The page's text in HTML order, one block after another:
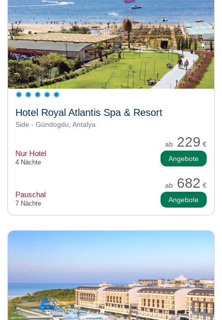
Hotel Royal Atlantis Spa & Resort
Side - Gündogdu, Antalya
ab 229 €
Nur Hotel
4 Nächte Angebote
ab 682 €
Pauschal
7 Nächte Angebote